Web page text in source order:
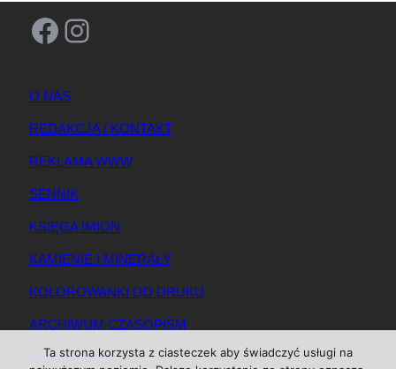
Facebook Instagram
O NAS
REDAKCJA / KONTAKT
REKLAMA WWW
SENNIK
KSIĘGA IMION
KAMIENIE I MINERAŁY
KOLOROWANKI DO DRUKU
ARCHIWUM CZASOPISM
REGULAMIN
Ta strona korzysta z ciasteczek aby świadczyć usługi na